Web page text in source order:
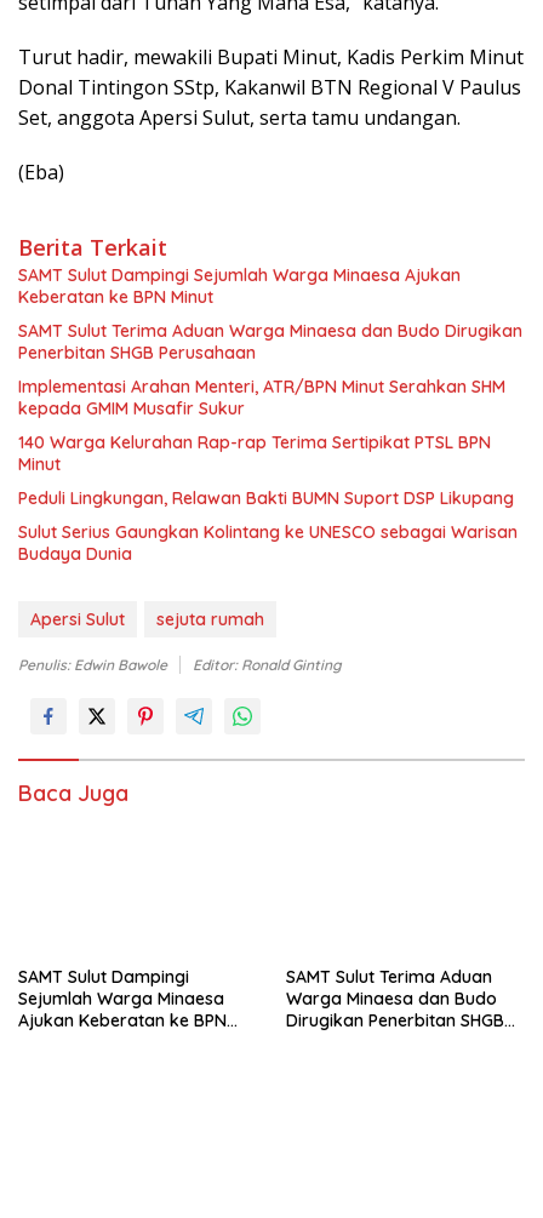
Turut hadir, mewakili Bupati Minut, Kadis Perkim Minut
Donal Tintingon SStp, Kakanwil BTN Regional V Paulus
Set, anggota Apersi Sulut, serta tamu undangan.
(Eba)
Berita Terkait
SAMT Sulut Dampingi Sejumlah Warga Minaesa Ajukan
Keberatan ke BPN Minut
SAMT Sulut Terima Aduan Warga Minaesa dan Budo Dirugikan
Penerbitan SHGB Perusahaan
Implementasi Arahan Menteri, ATR/BPN Minut Serahkan SHM
kepada GMIM Musafir Sukur
140 Warga Kelurahan Rap-rap Terima Sertipikat PTSL BPN
Minut
Sulut Serius Gaungkan Kolintang ke UNESCO sebagai Warisan
Budaya Dunia
Apersi Sulut sejuta rumah
Penulis: Edwin Bawole Editor: Ronald Ginting
Baca Juga
SAMT Sulut Dampingi
Sejumlah Warga Minaesa
Ajukan Keberatan ke BPN
SAMT Sulut Terima Aduan
Warga Minaesa dan Budo
Dirugikan Penerbitan SHGB